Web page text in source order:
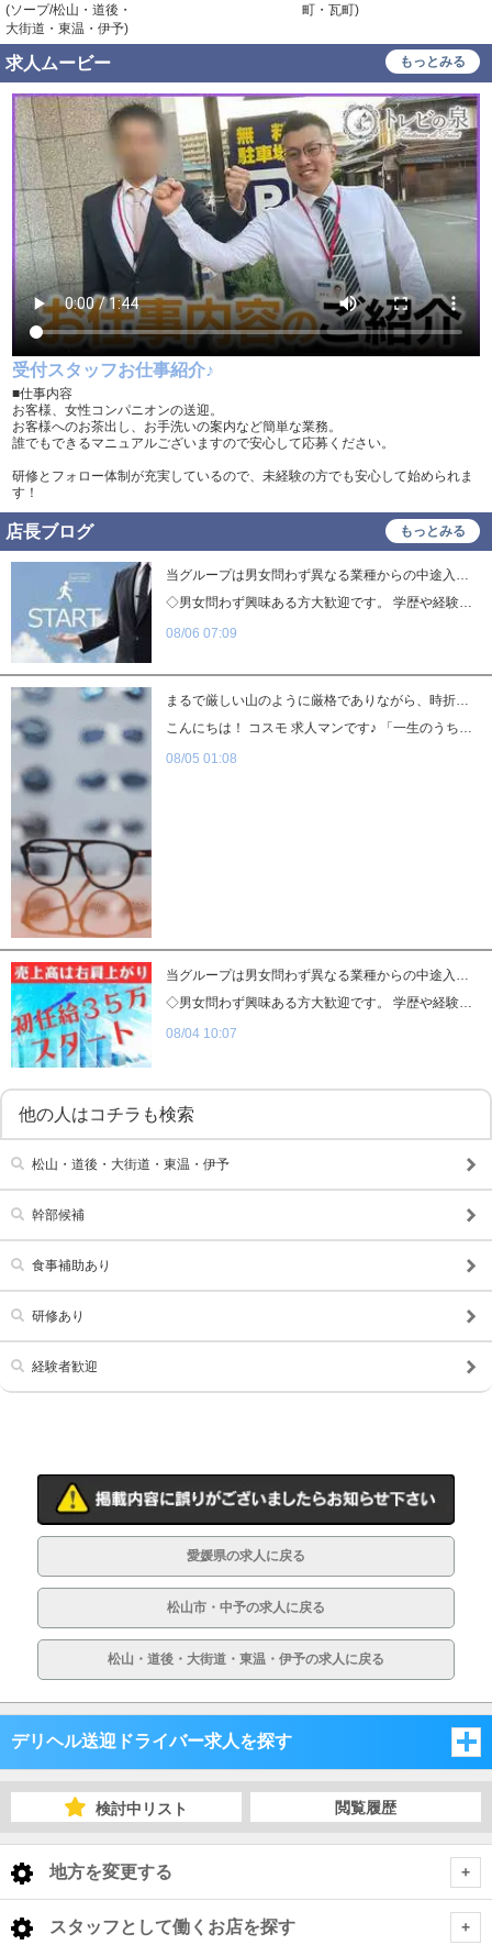
中･高齢者歓迎 シニア歓迎
女性活躍中
大学生歓迎 即日勤務可
掛け持ち可 学歴不問
履歴書不要 幹部候補
車･バイク通勤可 制服貸与
道具･備品貸与 入社祝い金支給
勤務地相談 WEB面接OK
在宅ワーク可 オフィス内分煙・禁煙
送迎車持込禁煙可 即日採用合否通達可
(ソープ/松山・道後・
大街道・東温・伊予)
町・瓦町)
求人ムービー もっとみる
受付スタッフお仕事紹介♪
■仕事内容
お客様、女性コンパニオンの送迎。
お客様へのお茶出し、お手洗いの案内など簡単な業務。
誰でもできるマニュアルございますので安心して応募ください。
研修とフォロー体制が充実しているので、未経験の方でも安心して始められま
す！
店長ブログ もっとみる
当グループは男女問わず異なる業種からの中途入社された方が多数活躍しております！
◇男女問わず興味ある方大歓迎です。 学歴や経験など一切問わず即面接！ 当グループは男女問わず 異なる業種からの中途入社された方が 多数活躍しております！ 新しい仕事へ挑戦する気持ちを応援すべく、 学歴や経験未経験など問いません！ そして、仕事に対して熱意をもって・ 真面目に取り組む女性スタッフも 各店舗で活躍中！ のびのびと働ける職場です。 店舗スタッフ募集中 01 POINT 福利厚生の充実！ この業界では珍しく、社会保険・雇用保険がそれぞれ完備しております。 他のグループより働きやすい環境をお約束します。 02 POINT オートロックマンション寮完備！ シングルタイプからファミリータイプ、1LDKから3LDKまで ご用意しております。 家具家電全てが揃っているので、手荷物ひとつで採用日から住めます。もちろん家族と一緒でも◎ 03 POINT 生活が落ち着くまで日払い可能！ その日の生活すら目途が立たない状況でも大丈夫です！ 食事細制度も利用可能です。 食事代を節約できるのでお金を貯めることも可能です。 04 POINT 完全実力主義！ 年功序列制度一切なし！頑張れば頑張るほど正当に評価されます。 最短6ヶ月でお店の責任者に抜擢された実績あり！ 数々のインセンティブ制度で高収入生活を目指しませんか？ 05 POINT 女性も活躍できる環境です！ ナイトワークのスタッフと言えば男性のイメージが強い業界ですが、女性スタッフも在籍しております。 細かな気配りや在籍キャストのケア等、サポート面でとても助けられています。 注意事項 【応募資格】 18歳以上(高校生不可)・経験未経験問いません 【勤務時間】 9:00～27:00の間で応相談 【給与】 正社員：月給33万円～ アルバイト：時給1,000円～ 【待遇】 ・社会保険完備 ・引越し費用全額負担 ・即日勤務可能 ・即入居可能マンション寮完備 ・有給休暇(年間10日) ・掛け持ちOK ・大学生歓迎 ・女性大歓迎etc… 店舗情報 業種 / 店舗型ヘルス トレビの泉 営業時間 / 10:00~24:00 TEL：089-932-1950 お店TOPへ男性求人TOPへ
08/06 07:09
まるで厳しい山のように厳格でありながら、時折暖かな陽光のような優しさも放つ
こんにちは！ コスモ 求人マンです♪ 「一生のうちずっと眼鏡をかけていたのか？ 眼鏡が欠かせない存在として、それが生まれつきのものなのか？ 店長のポジションには眼鏡がついて回るような感じがあるのか？」 巷で、憶測と噂が飛び交い 憶測が憶測を呼ぶ。 今日は、厳しすぎる眼鏡店長について語ります。 クールで兄貴的な存在であり 厳しいと皆に恐れられる一面も…（小声） 厳しい中に甘いささやきもあり 低いボイスに男でも惚れてしまう…（小声） 眼鏡店長へのお願い。報告。希望。は すべてがプレゼンに変わっていく。 まさに令和の虎… ジョブヘブンでは『令和のサキュパス』と言わせて頂きます。 新店オープンに向けて 男子求人強化をBOSSから命じられた。 悪戦苦闘しながらブログを書いている今日この頃。 結果が残せずに唸っていた。 コスモ求人マン そこへ現れた眼鏡...。 いや、『令和のサキュパス』... イヤイヤイヤ！！ 古来から受けつがれる呼び名が そう簡単に変わってはいけない 不規則動詞を操る あの”眼鏡店長”が アドバイスをくれた 眼鏡店長「初任級が35万に上がって 簡単に男子が入ってくると思っちゃ いけないよ。」 求人マン「え！！！！？？？？ 2万も上がったのにですか？？」 眼鏡店長「周りを見てごらん、うちの子たちが 何でこんなに長く続くのかを」 求人マン「ジロジロジロ👀 あ！！！！」 眼鏡店長「そうだよ。みんな一番に考えるのはお金じゃないんだ 大手グループという安心感。働きやすい環境。」 求人マン「そうだったんですね。お金に目がくらんでました」 眼鏡店長「次のブログで、業界歴が短いスタッフにインタビュー をしてみたらいいよ。」 求人マン「わかりました。やってみます！」 求人マン「来世では眼鏡外した姿がみたいです！」 眼鏡店長「ナッシングで！」 求人マン「ガーン(´・ω・｀)」 近日公開 眼鏡店長の一番弟子 デ・アゴ・スティーニが語る ・なぜこの業界を選んだのか？ ・何がきっけでコスモグループに応募したのか？ ・仕事を続けられる秘訣は？ ・今一番楽しいことは？ ・2年後どうなっていたいのか？ ・働こうか悩んでいるかたへ。 でお送りいたします(#^.^#) 四国最大手のグループを盛り上げる 眼鏡店長！ 自分も頑張ります！ 年齢・学歴・経験不問 給料35万円～ 応募待ってます！ 幅広い6職種で募集中です！ 店舗運営スタッフ（正社員、準社員） 送迎ドライバー デザイナー webプログラマ 美容スタッフ 案内所スタッフ 不動産スタッフ ★グループ店紹介★ 道後最高級ソープ【しらゆきひめ】 道後老舗soapland【英乃國屋】 【愛ドル学園】☆制服きたまま部
08/05 01:08
当グループは男女問わず異なる業種からの中途入社された方が多数活躍しております！
◇男女問わず興味ある方大歓迎です。 学歴や経験など一切問わず即面接！ 当グループは男女問わず 異なる業種からの中途入社された方が 多数活躍しております！ 新しい仕事へ挑戦する気持ちを応援すべく、 学歴や経験未経験など問いません！ そして、仕事に対して熱意をもって・ 真面目に取り組む女性スタッフも 各店舗で活躍中！ のびのびと働ける職場です。 店舗スタッフ募集中 01 POINT 福利厚生の充実！ この業界では珍しく、社会保険・雇用保険がそれぞれ完備しております。 他のグループより働きやすい環境をお約束します。 02 POINT オートロックマンション寮完備！ シングルタイプからファミリータイプ、1LDKから3LDKまで ご用意しております。 家具家電全てが揃っているので、手荷物ひとつで採用日から住めます。もちろん家族と一緒でも◎ 03 POINT 生活が落ち着くまで日払い可能！ その日の生活すら目途が立たない状況でも大丈夫です！ 食事細制度も利用可能です。 食事代を節約できるのでお金を貯めることも可能です。 04 POINT 完全実力主義！ 年功序列制度一切なし！頑張れば頑張るほど正当に評価されます。 最短6ヶ月でお店の責任者に抜擢された実績あり！ 数々のインセンティブ制度で高収入生活を目指しませんか？ 05 POINT 女性も活躍できる環境です！ ナイトワークのスタッフと言えば男性のイメージが強い業界ですが、女性スタッフも在籍しております。 細かな気配りや在籍キャストのケア等、サポート面でとても助けられています。 注意事項 【応募資格】 18歳以上(高校生不可)・経験未経験問いません 【勤務時間】 9:00～27:00の間で応相談 【給与】 正社員：月給35万円～ アルバイト：時給1,000円～ 【待遇】 ・社会保険完備 ・引越し費用全額負担 ・即日勤務可能 ・即入居可能マンション寮完備 ・有給休暇(年間10日) ・掛け持ちOK ・大学生歓迎 ・女性大歓迎etc… 店舗情報 業種 / 店舗型ヘルス トレビの泉 営業時間 / 10:00~24:00 TEL：089-932-1950 お店TOPへ男性求人TOPへ ★グループ店紹介★ 道後最高級ソープ【しらゆきひめ】 道後老舗soapland【英乃國屋】 【愛ドル学園】☆制服きたまま部
08/04 10:07
他の人はコチラも検索
松山・道後・大街道・東温・伊予
幹部候補
食事補助あり
研修あり
経験者歓迎
愛媛県の求人に戻る
松山市・中予の求人に戻る
松山・道後・大街道・東温・伊予の求人に戻る
デリヘル送迎ドライバー求人を探す
岡山県
検討中リスト 閲覧履歴
地方を変更する
< 全国トップ
スタッフとして働くお店を探す